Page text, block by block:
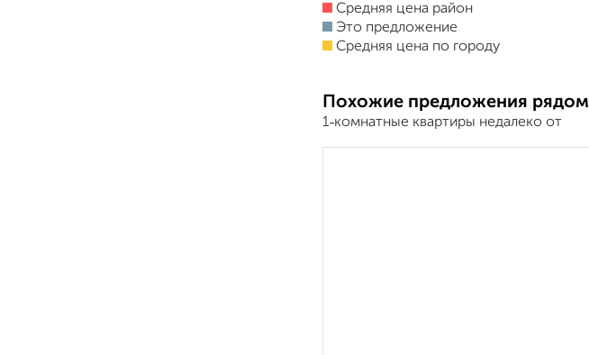
Средняя цена район
Это предложение
Средняя цена по городу
Похожие предложения рядом
1‑комнатные квартиры недалеко от